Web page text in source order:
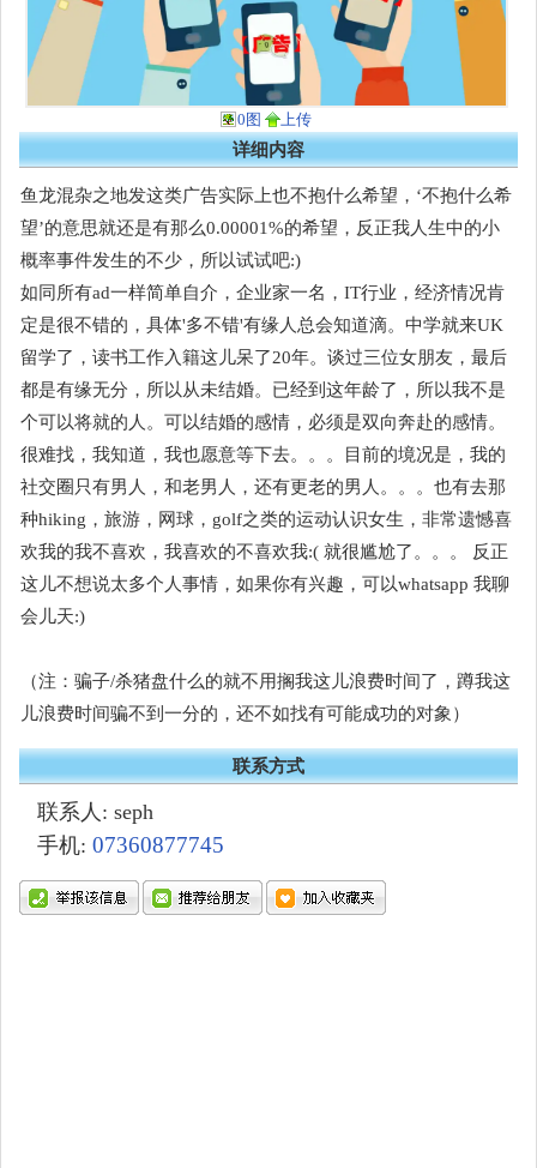
0图 上传
详细内容
鱼龙混杂之地发这类广告实际上也不抱什么希望，‘不抱什么希
望’的意思就还是有那么0.00001%的希望，反正我人生中的小
概率事件发生的不少，所以试试吧:)
如同所有ad一样简单自介，企业家一名，IT行业，经济情况肯
定是很不错的，具体'多不错'有缘人总会知道滴。中学就来UK
留学了，读书工作入籍这儿呆了20年。谈过三位女朋友，最后
都是有缘无分，所以从未结婚。已经到这年龄了，所以我不是
个可以将就的人。可以结婚的感情，必须是双向奔赴的感情。
很难找，我知道，我也愿意等下去。。。目前的境况是，我的
社交圈只有男人，和老男人，还有更老的男人。。。也有去那
种hiking，旅游，网球，golf之类的运动认识女生，非常遗憾喜
欢我的我不喜欢，我喜欢的不喜欢我:( 就很尴尬了。。。 反正
这儿不想说太多个人事情，如果你有兴趣，可以whatsapp 我聊
会儿天:)
（注：骗子/杀猪盘什么的就不用搁我这儿浪费时间了，蹲我这
儿浪费时间骗不到一分的，还不如找有可能成功的对象）
联系方式
联系人: seph
手机: 07360877745